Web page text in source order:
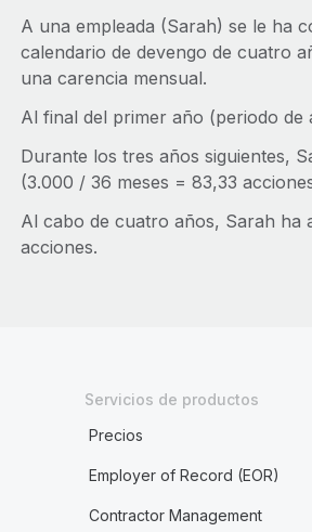
A una empleada (Sarah) se le ha
calendario de devengo de cuatro
una carencia mensual.
Al final del primer año (periodo de
Durante los tres años siguientes,
(3.000 / 36 meses = 83,33
Al cabo de cuatro años, Sarah ha
acciones.
Servicios de productos
Precios
Employer of Record (EOR)
Contractor Management